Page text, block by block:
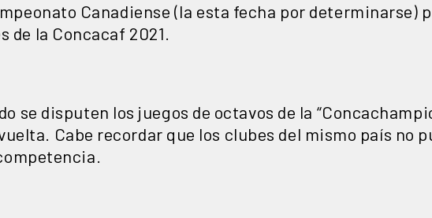
Canadiense (la esta fecha por determinarse)
de la Concacaf 2021.
se disputen los juegos de octavos de la
vuelta. Cabe recordar que los clubes del mismo país no